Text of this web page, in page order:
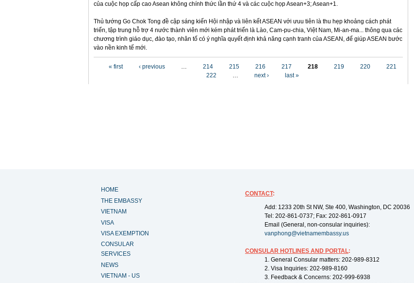
của cuộc họp cấp cao Asean không chính thức lần thứ 4 và các cuộc họp Asean+3; Asean+1.
Thủ tướng Go Chok Tong đề cập sáng kiến Hội nhập và liên kết ASEAN với ưuu tiên là thu hẹp khoảng cách phát
triển, tập trung hỗ trợ 4 nước thành viên mới kém phát triển là Lào, Cam-pu-chia, Việt Nam, Mi-an-ma... thông qua các
chương trình giáo dục, đào tạo, nhân tố có ý nghĩa quyết định khả năng cạnh tranh của ASEAN, để giúp ASEAN bước
vào nền kinh tế mới.
« first ‹ previous … 214 215 216 217 218 219 220
221
222
… next › last »
HOME
THE EMBASSY
VIETNAM
VISA
VISA EXEMPTION
CONSULAR
SERVICES
NEWS
VIETNAM - US
CONTACT:
Add: 1233 20th St NW, Ste 400, Washington, DC 20036
Tel: 202-861-0737; Fax: 202-861-0917
Email (General, non-consular inquiries):
vanphong@vietnamembassy.us
CONSULAR HOTLINES AND PORTAL:
1. General Consular matters: 202-989-8312
2. Visa Inquiries: 202-989-8160
3. Feedback & Concerns: 202-999-6938